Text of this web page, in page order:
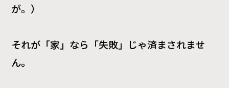
が。）
それが「家」なら「失敗」じゃ済まされませ
ん。